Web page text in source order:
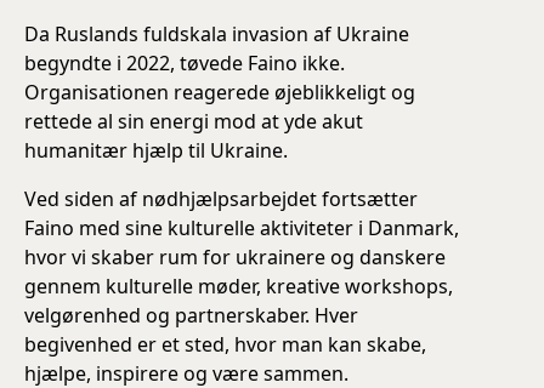
Da Ruslands fuldskala invasion af Ukraine
begyndte i 2022, tøvede Faino ikke.
Organisationen reagerede øjeblikkeligt og
rettede al sin energi mod at yde akut
humanitær hjælp til Ukraine.
Ved siden af nødhjælpsarbejdet fortsætter
Faino med sine kulturelle aktiviteter i Danmark,
hvor vi skaber rum for ukrainere og danskere
gennem kulturelle møder, kreative workshops,
velgørenhed og partnerskaber. Hver
begivenhed er et sted, hvor man kan skabe,
hjælpe, inspirere og være sammen.